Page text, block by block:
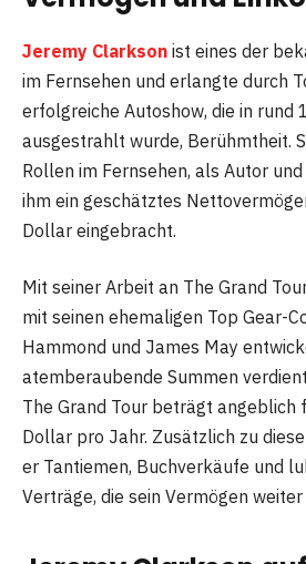
Jeremy Clarkson ist eines der
im Fernsehen und erlangte durch
erfolgreiche Autoshow, die in rund
ausgestrahlt wurde, Berühmtheit.
Rollen im Fernsehen, als Autor
ihm ein geschätztes
Dollar eingebracht.
Mit seiner Arbeit an The Grand
mit seinen ehemaligen Top Gear-
Hammond und James May
atemberaubende Summen
The Grand Tour beträgt angeblich
Dollar pro Jahr. Zusätzlich zu
er Tantiemen, Buchverkäufe und
Verträge, die sein Vermögen